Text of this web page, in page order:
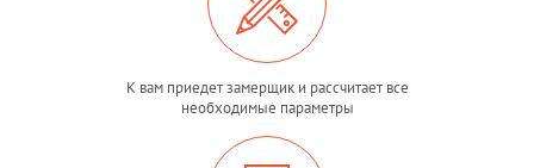
К вам приедет замерщик и рассчитает все
необходимые параметры